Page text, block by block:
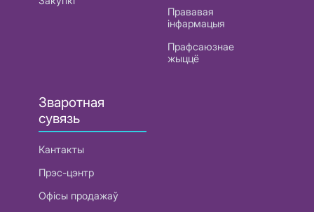
Прававая
інфармацыя
Прафсаюзнае
жыццё
Зваротная
сувязь
Кантакты
Прэс-цэнтр
Офісы продажаў